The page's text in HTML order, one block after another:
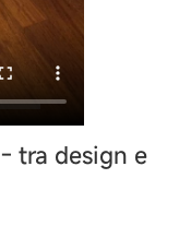
tra design e